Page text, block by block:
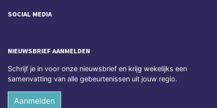
SOCIAL MEDIA
NIEUWSBRIEF AANMELDEN
Schrijf je in voor onze nieuwsbrief en krijg wekelijks een
samenvatting van alle gebeurtenissen uit jouw regio.
Aanmelden